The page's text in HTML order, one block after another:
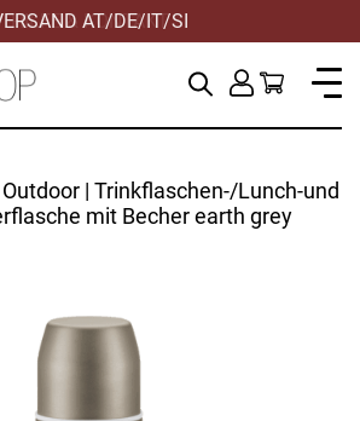
AT/DE/IT/SI
Outdoor | Trinkflaschen-/Lunch-und
mit Becher earth grey